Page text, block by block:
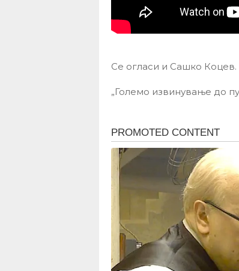
Се огласи и Сашко Коцев.
„Големо извинување до